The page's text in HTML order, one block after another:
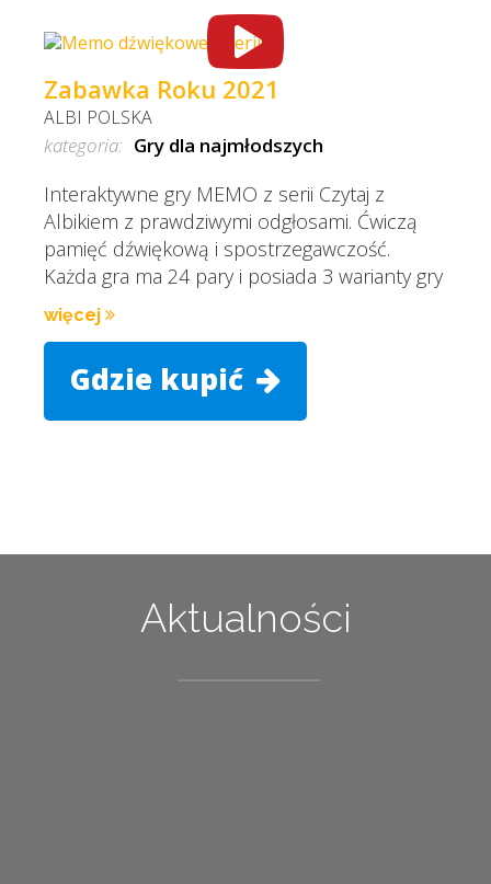
Zabawka Roku 2021
ALBI POLSKA
kategoria: Gry dla najmłodszych
Interaktywne gry MEMO z serii Czytaj z
Albikiem z prawdziwymi odgłosami. Ćwiczą
pamięć dźwiękową i spostrzegawczość.
Każda gra ma 24 pary i posiada 3 warianty gry
więcej
Gdzie kupić
Aktualności